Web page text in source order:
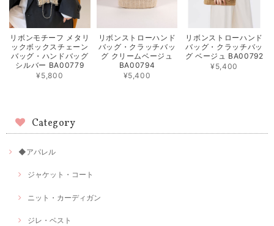
リボンモチーフ メタリ
ックボックスチェーン
バッグ・ハンドバッグ
シルバー BA00779
¥5,800
リボンストローハンド
バッグ・クラッチバッ
グ クリームベージュ
BA00794
¥5,400
リボンストローハンド
バッグ・クラッチバッ
グ ベージュ BA00792
¥5,400
Category
◆アパレル
ジャケット・コート
ニット・カーディガン
ジレ・ベスト